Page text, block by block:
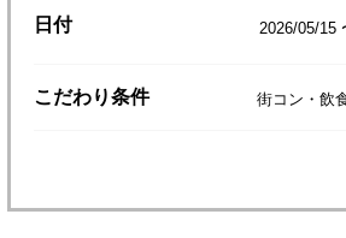
日付 2026/05/15
こだわり条件 街コン・飲